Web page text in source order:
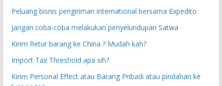
Peluang bisnis pengiriman international bersama Expedito
Jangan coba-coba melakukan penyelundupan Satwa
Kirim Retur barang ke China ? Mudah kah?
Import Tax Threshold apa sih?
Kirim Personal Effect atau Barang Pribadi atau pindahan ke